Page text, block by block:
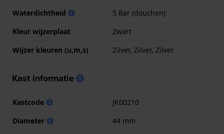
Waterdichtheid
5 Bar (douchen)
Kleur wijzerplaat
Zwart
Wijzer kleuren (u,m,s)
Zilver, Zilver, Zilver
Kast informatie
Kastcode
JK00210
Diameter
44 mm